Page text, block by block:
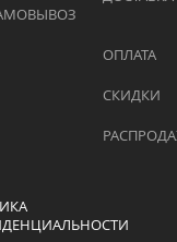
			    		КАРЬЕРА